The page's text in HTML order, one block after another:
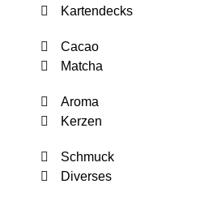
Kartendecks
Cacao
Matcha
Aroma
Kerzen
Schmuck
Diverses